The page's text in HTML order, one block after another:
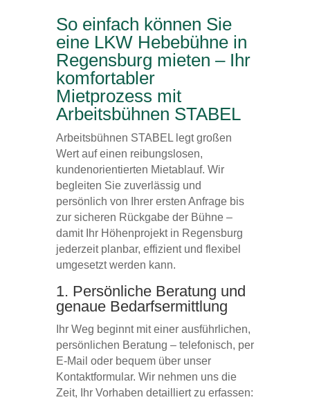
So einfach können Sie
eine LKW Hebebühne in
Regensburg mieten – Ihr
komfortabler
Mietprozess mit
Arbeitsbühnen STABEL
Arbeitsbühnen STABEL legt großen
Wert auf einen reibungslosen,
kundenorientierten Mietablauf. Wir
begleiten Sie zuverlässig und
persönlich von Ihrer ersten Anfrage bis
zur sicheren Rückgabe der Bühne –
damit Ihr Höhenprojekt in Regensburg
jederzeit planbar, effizient und flexibel
umgesetzt werden kann.
1. Persönliche Beratung und
genaue Bedarfsermittlung
Ihr Weg beginnt mit einer ausführlichen,
persönlichen Beratung – telefonisch, per
E-Mail oder bequem über unser
Kontaktformular. Wir nehmen uns die
Zeit, Ihr Vorhaben detailliert zu erfassen: